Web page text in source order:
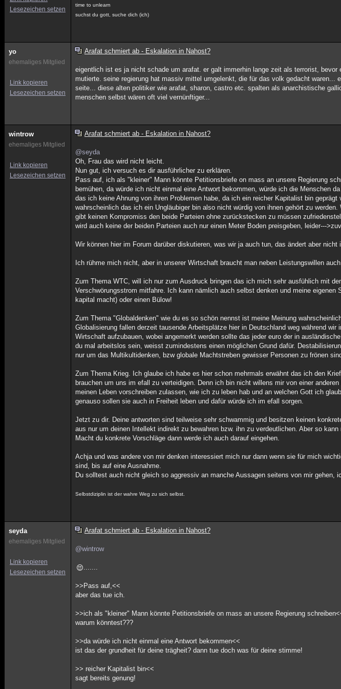
Lesezeichen setzen
time to unlearn
suchst du gott, suche dich (ich)
yo
ehemaliges Mitglied
Link kopieren
Lesezeichen setzen
Arafat schmiert ab - Eskalation in Nahost?
eigentlich ist es ja nicht schade um arafat. er galt immerhin lange zeit als terrorist,
mutierte. seine regierung hat massiv mittel umgelenkt, die für das volk gedacht waren...
seite... diese alten politiker wie arafat, sharon, castro etc. spalten als anarchistische
menschen selbst wären oft viel vernünftiger...
wintrow
ehemaliges Mitglied
Link kopieren
Lesezeichen setzen
Arafat schmiert ab - Eskalation in Nahost?
@seyda
Oh, Frau das wird nicht leicht.
Nun gut, ich versuch es dir ausführlicher zu erklären.
Pass auf, ich als "kleiner" Mann könnte Petitionsbriefe on mass an unsere Regierung
bemühen, da würde ich nicht einmal eine Antwort bekommen, würde ich die Menschen
das ich keine Ahnung von ihren Problemen habe, da ich ein reicher Kapitalist bin
wahrscheinlich das ich ein Ungläubiger bin also nicht würdig von ihnen gehört zu
gibt keinen Kompromiss den beide Parteien ohne zurückstecken zu müssen
wird auch keine der beiden Parteien auch nur einen Meter Boden preisgeben, leider---
Wir können hier im Forum darüber diskutieren, was wir ja auch tun, das ändert aber
Ich rühme mich nicht, aber in unserer Wirtschaft braucht man neben Leistungswillen
Zum Thema WTC, will ich nur zum Ausdruck bringen das ich mich sehr ausfühlich mit
Verschwörungsstrom mitfahre. Ich kann nämlich auch selbst denken und meine
kapital macht) oder einen Bülow!
Zum Thema "Globaldenken" wie du es so schön nennst ist meine Meinung
Globalisierung fallen derzeit tausende Arbeitsplätze hier in Deutschland weg während
Wirtschaft aufzubauen, wobei angemerkt werden sollte das jeder euro der in
du mal arbeitslos sein, weisst zumindestens einen möglichen Grund dafür.
nur um das Multikultidenken, bzw globale Machtstreben gewisser Personen zu frönen
Zum Thema Krieg. Ich glaube ich habe es hier schon mehrmals erwähnt das ich den
brauchen um uns im efall zu verteidigen. Denn ich bin nicht willens mir von einer
meinen Leben vorschreiben zulassen, wie ich zu leben hab und an welchen Gott ich
genauso sollen sie auch in Freiheit leben und dafür würde ich im efall sorgen.
Jetzt zu dir. Deine antworten sind teilweise sehr schwammig und besitzen keinen
aus nur um deinen Intellekt indirekt zu bewahren bzw. ihn zu verdeutlichen. Aber so
Macht du konkrete Vorschläge dann werde ich auch darauf eingehen.
Achja und was andere von mir denken interessiert mich nur dann wenn sie für mich
sind, bis auf eine Ausnahme.
Du solltest auch nicht gleich so aggressiv an manche Aussagen seitens von mir gehen,
Selbstdiziplin ist der wahre Weg zu sich selbst.
seyda
ehemaliges Mitglied
Link kopieren
Lesezeichen setzen
Arafat schmiert ab - Eskalation in Nahost?
@wintrow
.......
>>Pass auf,<<
aber das tue ich.
>>ich als "kleiner" Mann könnte Petitionsbriefe on mass an unsere Regierung
warum könntest???
>>da würde ich nicht einmal eine Antwort bekommen<<
ist das der grundheit für deine trägheit? dann tue doch was für deine stimme!
>> reicher Kapitalist bin<<
sagt bereits genung!